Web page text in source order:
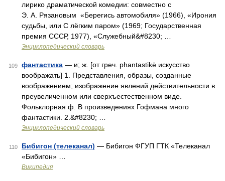
лирико драматической комедии: совместно с
Э. А. Рязановым «Берегись автомобиля» (1966), «Ирония
судьбы, или С лёгким паром» (1969; Государственная
премия СССР, 1977), «Служебный&#8230; …
Энциклопедический словарь
109 фантастика — и; ж. [от греч. phantastikē искусство
воображать] 1. Представления, образы, созданные
воображением; изображение явлений действительности в
преувеличенном или сверхъестественном виде.
Фольклорная ф. В произведениях Гофмана много
фантастики. 2.&#8230; …
Энциклопедический словарь
110 Бибигон (телеканал) — Бибигон ФГУП ГТК «Телеканал
«Бибигон» …
Википедия